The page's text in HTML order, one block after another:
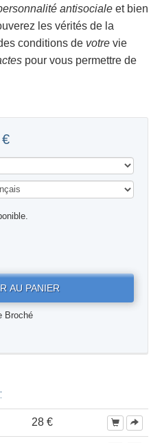
antisociale et bien
les vérités de la
conditions de votre vie
pour vous permettre de
AU PANIER
Broché
28 €